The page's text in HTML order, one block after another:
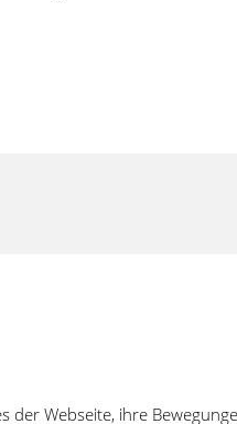
der Webseite, ihre